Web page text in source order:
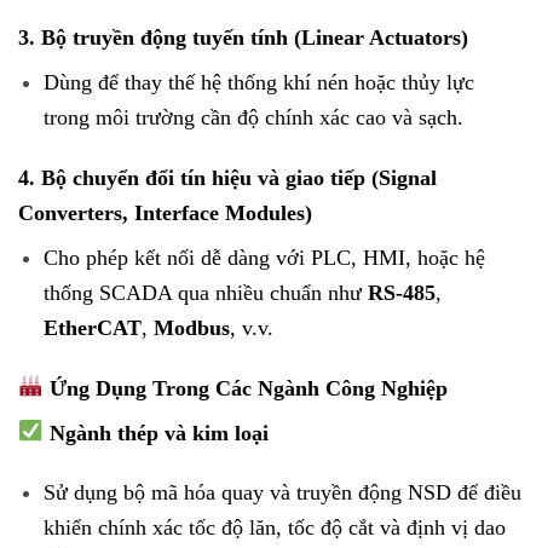
3. Bộ truyền động tuyến tính (Linear Actuators)
Dùng để thay thế hệ thống khí nén hoặc thủy lực
trong môi trường cần độ chính xác cao và sạch.
4. Bộ chuyển đổi tín hiệu và giao tiếp (Signal
Converters, Interface Modules)
Cho phép kết nối dễ dàng với PLC, HMI, hoặc hệ
thống SCADA qua nhiều chuẩn như RS-485,
EtherCAT, Modbus, v.v.
Ứng Dụng Trong Các Ngành Công Nghiệp
Ngành thép và kim loại
Sử dụng bộ mã hóa quay và truyền động NSD để điều
khiển chính xác tốc độ lăn, tốc độ cắt và định vị dao